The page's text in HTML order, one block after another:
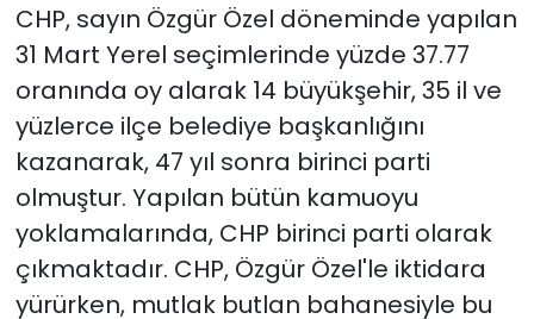
CHP, sayın Özgür Özel döneminde yapılan
31 Mart Yerel seçimlerinde yüzde 37.77
oranında oy alarak 14 büyükşehir, 35 il ve
yüzlerce ilçe belediye başkanlığını
kazanarak, 47 yıl sonra birinci parti
olmuştur. Yapılan bütün kamuoyu
yoklamalarında, CHP birinci parti olarak
çıkmaktadır. CHP, Özgür Özel'le iktidara
yürürken, mutlak butlan bahanesiyle bu